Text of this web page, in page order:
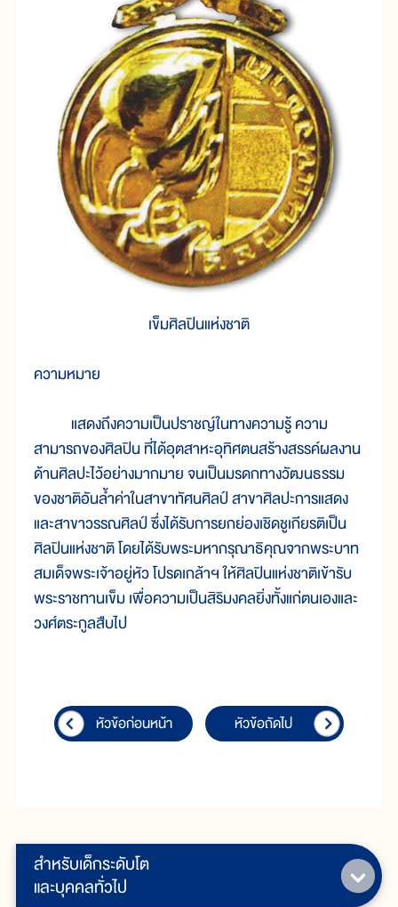
สำหรับเด็กระดับโต
และบุคคลทั่วไป
เข็มศิลปินแห่งชาติ
ความหมาย
แสดงถึงความเป็นปราชญ์ในทางความรู้ ความ
สามารถของศิลปิน ที่ได้อุตสาหะอุทิศตนสร้างสรรค์ผลงาน
ด้านศิลปะไว้อย่างมากมาย จนเป็นมรดกทางวัฒนธรรม
ของชาติอันล้ำค่าในสาขาทัศนศิลป์ สาขาศิลปะการแสดง
และสาขาวรรณศิลป์ ซึ่งได้รับการยกย่องเชิดชูเกียรติเป็น
ศิลปินแห่งชาติ โดยได้รับพระมหากรุณาธิคุณจากพระบาท
สมเด็จพระเจ้าอยู่หัว โปรดเกล้าฯ ให้ศิลปินแห่งชาติเข้ารับ
พระราชทานเข็ม เพื่อความเป็นสิริมงคลยิ่งทั้งแก่ตนเองและ
วงศ์ตระกูลสืบไป
หัวข้อก่อนหน้า หัวข้อถัดไป